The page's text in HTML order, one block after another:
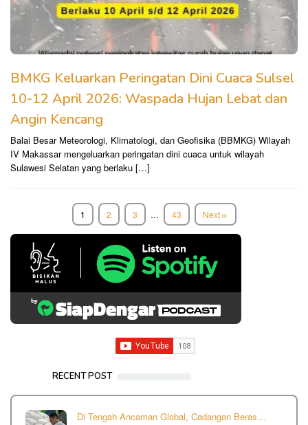
BMKG Keluarkan Peringatan Dini Cuaca Sulsel
10-12 April 2026: Waspada Hujan Lebat dan
Angin Kencang
Balai Besar Meteorologi, Klimatologi, dan Geofisika (BBMKG) Wilayah
IV Makassar mengeluarkan peringatan dini cuaca untuk wilayah
Sulawesi Selatan yang berlaku […]
1 2 3 … 43 Next
RECENT POST
Di Tengah Ancaman Global, Cadangan Beras…